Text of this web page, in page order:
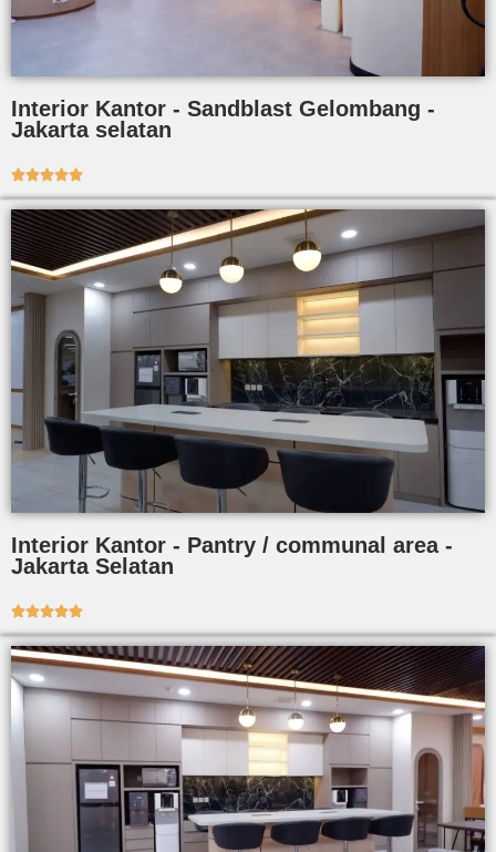
Interior Kantor - Sandblast Gelombang -
Jakarta selatan

Interior Kantor - Pantry / communal area -
Jakarta Selatan
